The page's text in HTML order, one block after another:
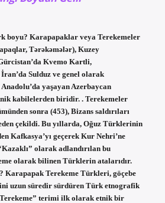
boyu? Karapapaklar veya Terekemeler
Tərəkəmələr), Kuzey
Kvemo Kartli,
Sulduz ve genel olarak
yaşayan Azerbaycan
kabilelerden biridir. . Terekemeler
sonra (453), Bizans saldırıları
çekildi. Bu yıllarda, Oğuz Türklerinin
Kafkasya’yı geçerek Kur Nehri’ne
olarak adlandırılan bu
olarak bilinen Türklerin atalarıdır.
Karapapak Terekeme Türkleri, göçebe
uzun süredir sürdüren Türk etnografik
terimi ilk olarak etnik bir